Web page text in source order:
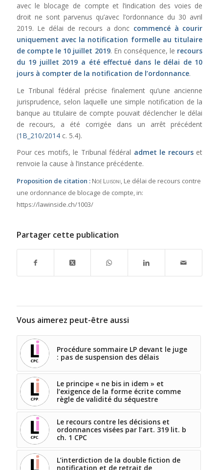
avec le blocage de compte et l’indication des voies de
droit ne sont parvenus qu’avec l’ordonnance du 30 avril
2019. Le délai de recours a donc commencé à courir
uniquement avec la notification formelle au titulaire
de compte le 10 juillet 2019. En conséquence, le recours
du 19 juillet 2019 a été effectué dans le délai de 10
jours à compter de la notification de l’ordonnance.
Le Tribunal fédéral précise finalement qu’une ancienne
jurisprudence, selon laquelle une simple notification de la
banque au titulaire de compte pouvait déclencher le délai
de recours, a été corrigée dans un arrêt précédent
(1B_210/2014c. 5.4).
Pour ces motifs, le Tribunal fédéral admet le recourset
renvoie la cause à l’instance précédente.
Proposition de citation : Noé Luisoni, Le délai de recours contre
une ordonnance de blocage de compte, in:
https://lawinside.ch/1003/
Partager cette publication
Vous aimerez peut-être aussi
Procédure sommaire LP devant le juge
: pas de suspension des délais
Le principe « ne bis in idem » et
l’exigence de la forme écrite comme
règle de validité du séquestre
Le recours contre les décisions et
ordonnances visées par l’art. 319 lit. b
ch. 1 CPC
L’interdiction de la double fiction de
notification et de retrait de